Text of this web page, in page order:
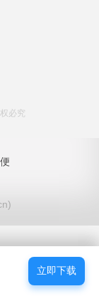
必究
立即下载
立即下载